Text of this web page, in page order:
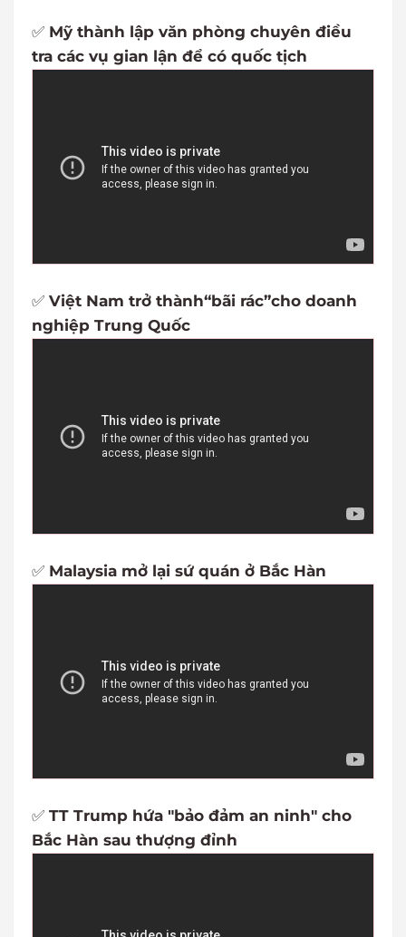
✅ Mỹ thành lập văn phòng chuyên điều
tra các vụ gian lận để có quốc tịch
✅ Việt Nam trở thành“bãi rác”cho doanh
nghiệp Trung Quốc
✅ Malaysia mở lại sứ quán ở Bắc Hàn
✅ TT Trump hứa "bảo đảm an ninh" cho
Bắc Hàn sau thượng đỉnh